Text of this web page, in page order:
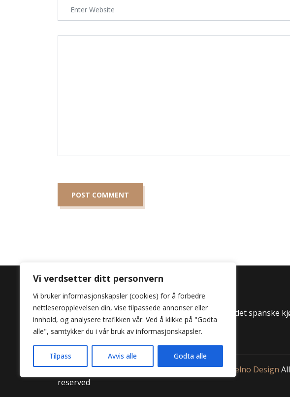
Vi verdsetter ditt personvern
Vi bruker informasjonskapsler (cookies) for å forbedre
nettleseropplevelsen din, vise tilpassede annonser eller
innhold, og analysere trafikken vår. Ved å klikke på "Godta
alle", samtykker du i vår bruk av informasjonskapsler.
Tilpass Avvis alle Godta alle
Opplev lidenskapen til det spanske
Por Favor.
© 2023, Design:Digital marketing Agency - Aktuelno Design
reserved